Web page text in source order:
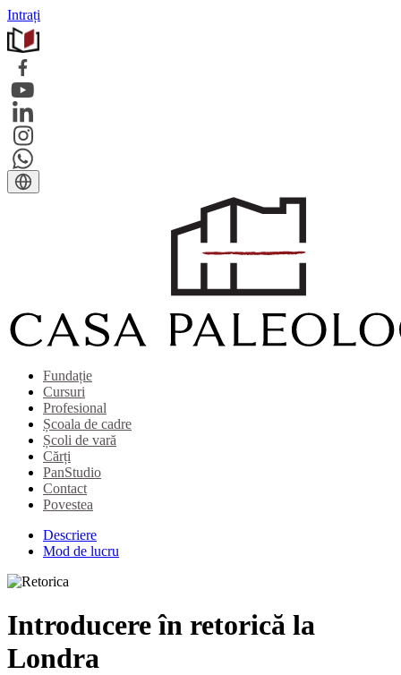
Intrați
Fundație
Cursuri
Profesional
Școala de cadre
Școli de vară
Cărți
PanStudio
Contact
Povestea
Descriere
Mod de lucru
Introducere în retorică la
Londra